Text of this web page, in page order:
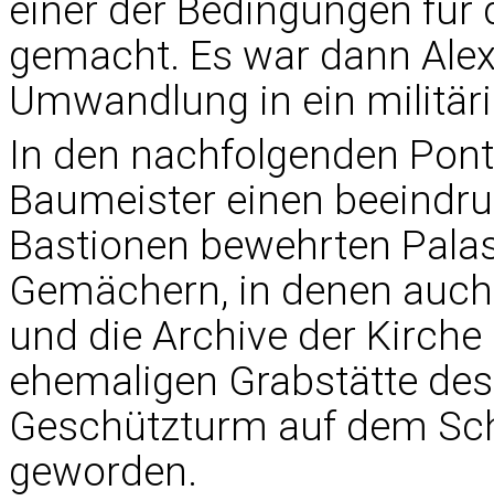
einer der Bedingungen
gemacht. Es war dann
Umwandlung in ein
In den nachfolgenden
Baumeister einen
Bastionen bewehrten
Gemächern, in denen
und die Archive der
ehemaligen Grabstätte
Geschützturm auf dem
geworden.